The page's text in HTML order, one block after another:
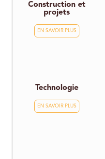
Construction et
projets
EN SAVOIR PLUS
Technologie
EN SAVOIR PLUS